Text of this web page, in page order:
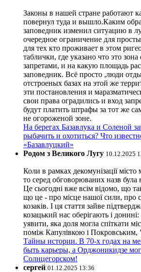
Законы в нашей стране работают
повернул туда и вышло.Каким
заповедник изменил ситуацию в
очередное ограничение для
для тех кто проживает в этом
таблички, где указано что это
запретами, и на какую площадь
заповедник. Всё просто ,люди
отстроеных базах на этой же
эти постановления и
свои права оградились и вход
будут платить штрафы за тот же
не огороженой зоне.
На берегах Базавлука и Соленой
рыбачить и охотиться? Что
«Базавлуцкий»
Родом з Великого Лугу 10.12.2025
Коли в рамках декомунізації
то серед обговорюваних назв
Це сьогодні вже всім відомо, що
що це - про місце нашої сили, про
козаків. І ця стаття зайве
козацький нас оберігають і
уявити, яка доля могла спіткати
поміж Капулівкою і Покровським,
Тайны истории. В 70-х годах на
быть карьеры, а Орджоникидзе мог
Солнцегорском!
сергей 01.12.2025 13:36